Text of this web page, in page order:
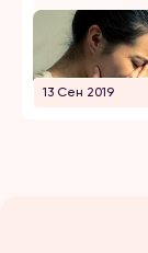
13 Сен 2019